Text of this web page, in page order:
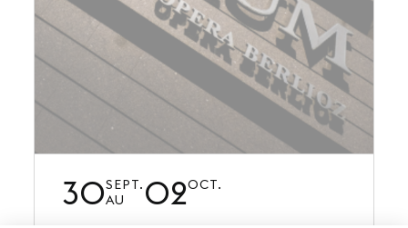
30SEPT.
AU
02OCT.